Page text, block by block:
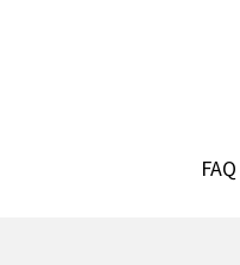
FAQ